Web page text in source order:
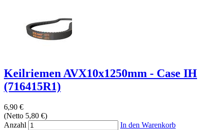
Keilriemen AVX10x1250mm - Case IH
(716415R1)
6,90 €
(Netto 5,80 €)
Anzahl
In den Warenkorb